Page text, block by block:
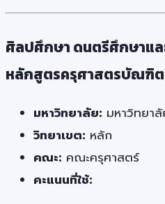
ศิลปศึกษา ดนตรีศึกษาแ
หลักสูตรครุศาสตรบัณฑิ
มหาวิทยาลัย: มหาวิทยา
วิทยาเขต: หลัก
คณะ: คณะครุศาสตร์
คะแนนที่ใช้: